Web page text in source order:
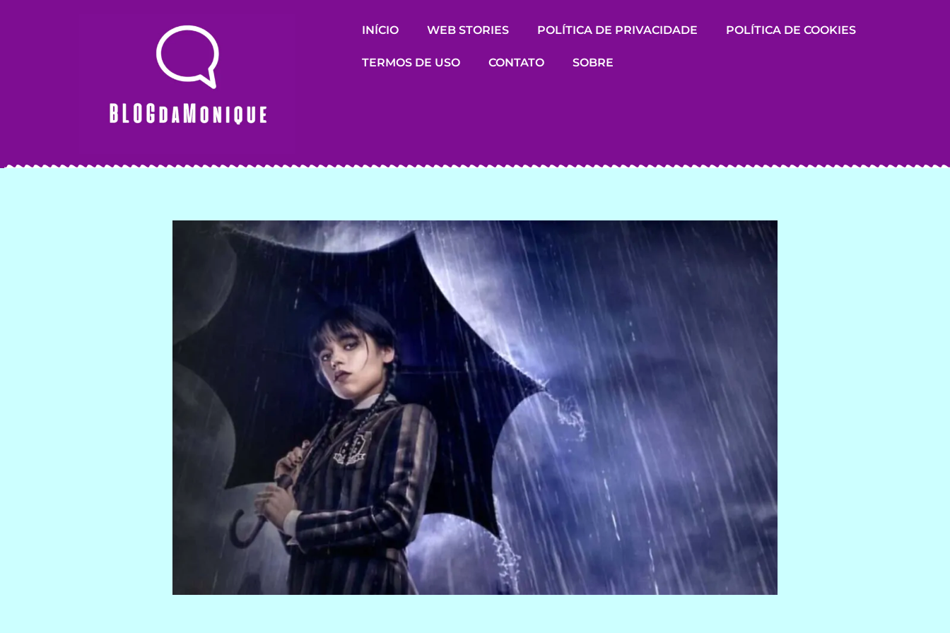
INÍCIO WEB STORIES POLÍTICA DE PRIVACIDADE POLÍTICA DE COOKIES
TERMOS DE USO CONTATO SOBRE